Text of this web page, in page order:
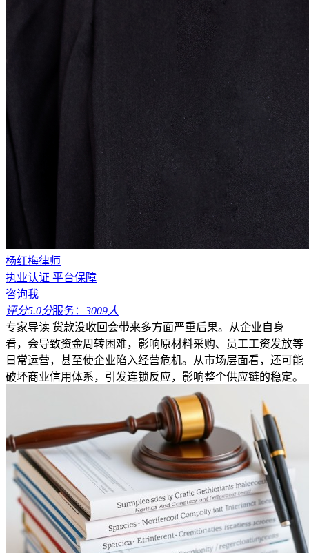
杨红梅律师
执业认证 平台保障
咨询我
评分5.0分服务： 3009人
专家导读 货款没收回会带来多方面严重后果。从企业自身
看，会导致资金周转困难，影响原材料采购、员工工资发放等
日常运营，甚至使企业陷入经营危机。从市场层面看，还可能
破坏商业信用体系，引发连锁反应，影响整个供应链的稳定。